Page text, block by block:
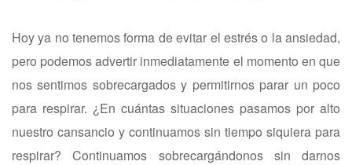
Hoy ya no tenemos forma de evitar el estrés o la ansiedad,
pero podemos advertir inmediatamente el momento en que
nos sentimos sobrecargados y permitirnos parar un poco
para respirar. ¿En cuántas situaciones pasamos por alto
nuestro cansancio y continuamos sin tiempo siquiera para
respirar? Continuamos sobrecargándonos sin darnos